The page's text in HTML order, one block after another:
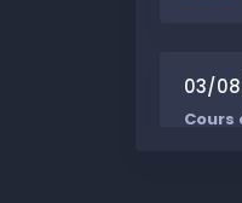
03/
Cours